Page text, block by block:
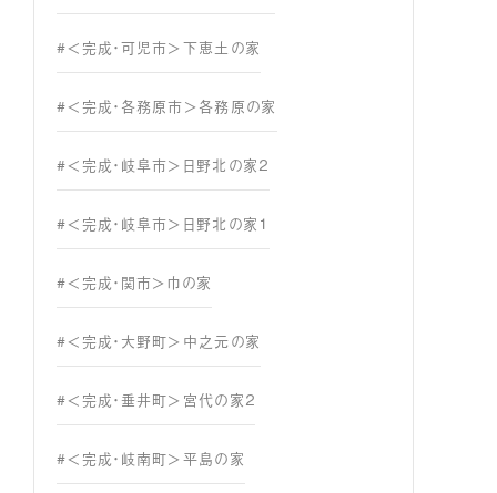
#＜完成・可児市＞下恵土の家
#＜完成・各務原市＞各務原の家
#＜完成・岐阜市＞日野北の家２
#＜完成・岐阜市＞日野北の家１
#＜完成・関市＞巾の家
#＜完成・大野町＞中之元の家
#＜完成・垂井町＞宮代の家２
#＜完成・岐南町＞平島の家